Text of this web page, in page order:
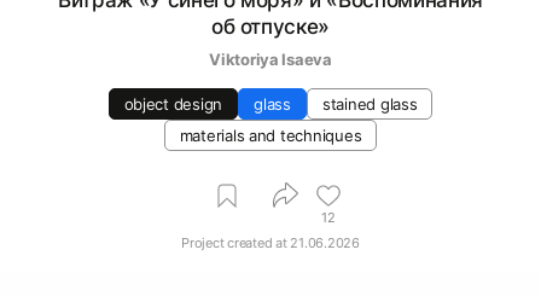
об отпуске»
Viktoriya Isaeva
object design glass
stained glass
materials and techniques
12
Project created at 21.06.2026